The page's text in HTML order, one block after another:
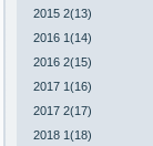
2015 2(13)
2016 1(14)
2016 2(15)
2017 1(16)
2017 2(17)
2018 1(18)